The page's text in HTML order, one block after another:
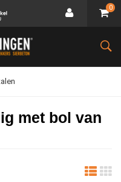
0
met bol van